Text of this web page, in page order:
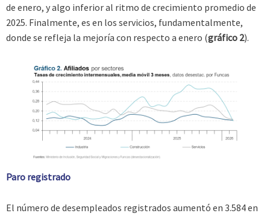
de enero, y algo inferior al ritmo de crecimiento promedio de
2025. Finalmente, es en los servicios, fundamentalmente,
donde se refleja la mejoría con respecto a enero (gráfico 2).
Paro registrado
El número de desempleados registrados aumentó en 3.584 en